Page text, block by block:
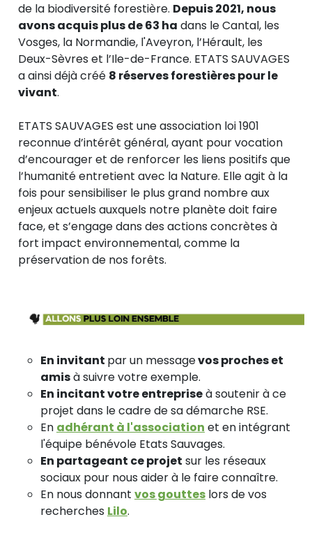
de la biodiversité forestière. Depuis 2021, nous
avons acquis plus de 63 ha dans le Cantal, les
Vosges, la Normandie, l'Aveyron, l’Hérault, les
Deux-Sèvres et l’Ile-de-France. ETATS SAUVAGES
a ainsi déjà créé 8 réserves forestières pour le
vivant.
ETATS SAUVAGES est une association loi 1901
reconnue d’intérêt général, ayant pour vocation
d’encourager et de renforcer les liens positifs que
l’humanité entretient avec la Nature. Elle agit à la
fois pour sensibiliser le plus grand nombre aux
enjeux actuels auxquels notre planète doit faire
face, et s’engage dans des actions concrètes à
fort impact environnemental, comme la
préservation de nos forêts.
En invitant par un messagevos proches et
amisà suivre votre exemple.
En incitant votre entrepriseà soutenir à ce
projet dans le cadre de sa démarche RSE.
En adhérant à l'association et en intégrant
l'équipe bénévole Etats Sauvages.
En partageant ce projet sur les réseaux
sociaux pour nous aider à le faire connaître.
En nous donnant vos gouttes lors de vos
recherches Lilo.